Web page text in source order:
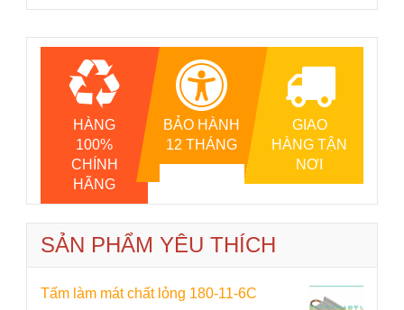
HÀNG
100%
CHÍNH
HÃNG
BẢO HÀNH
12 THÁNG
GIAO
HÀNG TẬN
NƠI
SẢN PHẨM YÊU THÍCH
Tấm làm mát chất lỏng 180-11-6C